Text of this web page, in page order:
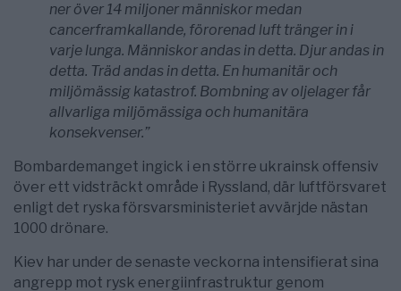
ner över 14 miljoner människor medan
cancerframkallande, förorenad luft tränger in i
varje lunga. Människor andas in detta. Djur andas in
detta. Träd andas in detta. En humanitär och
miljömässig katastrof. Bombning av oljelager får
allvarliga miljömässiga och humanitära
konsekvenser.”
Bombardemanget ingick i en större ukrainsk offensiv
över ett vidsträckt område i Ryssland, där luftförsvaret
enligt det ryska försvarsministeriet avvärjde nästan
1000 drönare.
Kiev har under de senaste veckorna intensifierat sina
angrepp mot rysk energiinfrastruktur genom